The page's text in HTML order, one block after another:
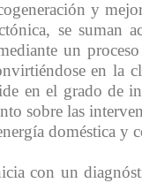
y
se suman
un
en la
en el grado de
sobre las
doméstica y
con un